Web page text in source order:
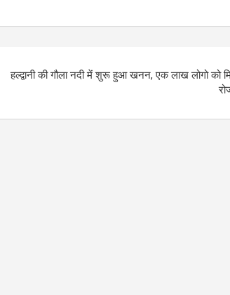
हल्द्वानी की गौला नदी में शुरू हुआ खनन, एक लाख लोगो को